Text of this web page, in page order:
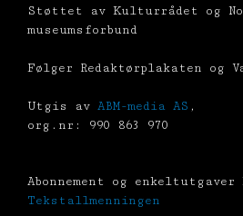
Støttet av Kulturrådet og
museumsforbund
Følger Redaktørplakaten og
Utgis av ABM-media AS ,
org.nr: 990 863 970
Abonnement og
Tekstallmenningen